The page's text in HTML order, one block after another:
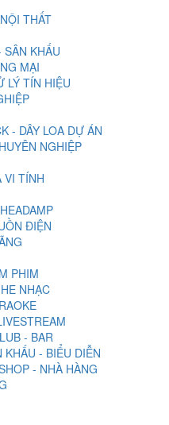
THẤT
KHẤU
MẠI
LÝ TÍN HIỆU
- DÂY LOA DỰ ÁN
NGHIỆP
VI TÍNH
ĐIỆN
PHIM
NHẠC
- BAR
- BIỂU DIỄN
- NHÀ HÀNG